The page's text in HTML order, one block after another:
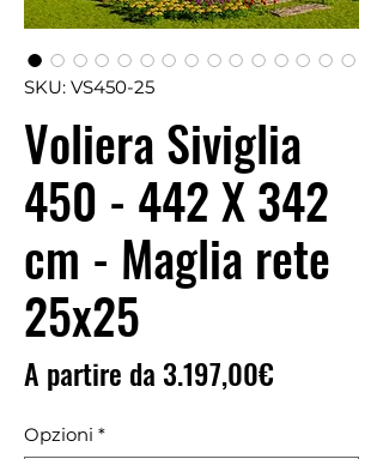
SKU: VS450-25
Voliera Siviglia
450 - 442 X 342
cm - Maglia rete
25x25
A partire da 3.197,00€
Opzioni *